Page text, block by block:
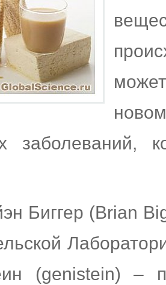
заболеваний,
Биггер (Brian
(genistein) –